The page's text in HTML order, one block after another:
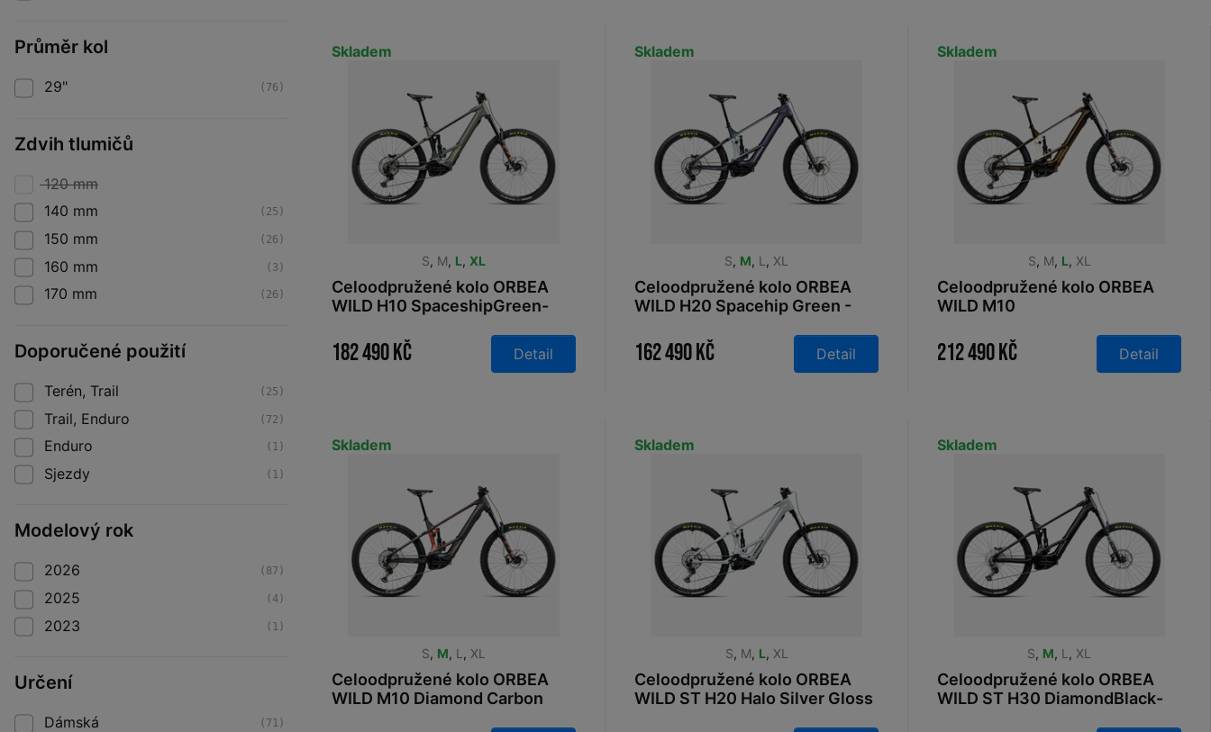
Skladem
S, M, L, XL
Celoodpružené kolo ORBEA
WILD H10 SpaceshipGreen-
182 490 Kč Detail
Skladem
S, M, L , XL
Celoodpružené kolo ORBEA
WILD H20 Spacehip Green -
162 490 Kč Detail
Skladem
S, M, L, XL
Celoodpružené kolo ORBEA
WILD M10
CreamWhite 2025
212 490 Kč Detail
Skladem
S, M, L , XL
Celoodpružené kolo ORBEA
WILD M10 Diamond Carbon
Skladem
S, M, L, XL
Celoodpružené kolo ORBEA
WILD ST H20 Halo Silver Gloss
Skladem
S, M, L , XL
Celoodpružené kolo ORBEA
WILD ST H30 DiamondBlack-
Průměr kol
29" (76)
Zdvih tlumičů
120 mm
140 mm
(25)
150 mm (26)
160 mm (3)
170 mm (26)
Doporučené použití
Terén, Trail (25)
Trail, Enduro (72)
Enduro (1)
Sjezdy (1)
Modelový rok
2026 (87)
2025 (4)
2023 (1)
Určení
Dámská (71)